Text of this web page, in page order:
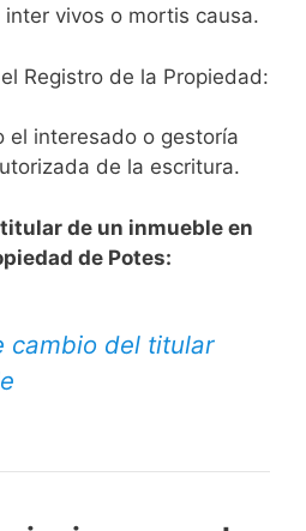
vivos o mortis causa.
Registro de la Propiedad:
el interesado o gestoría
de la escritura.
de un inmueble en
de Potes:
cambio del titular